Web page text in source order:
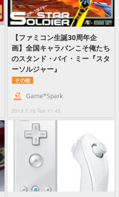
【ファミコン生誕30周年企
画】全国キャラバンこそ俺たち
のスタンド・バイ・ミー『スタ
ーソルジャー』
その他
2013.7.16 Tue 11:45
Game*Spark